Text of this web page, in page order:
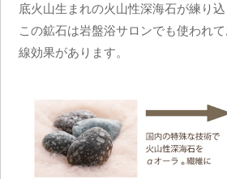
底火山生まれの火山性深海石が練り込
この鉱石は岩盤浴サロンでも使われ
線効果があります。